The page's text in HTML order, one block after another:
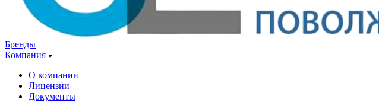
Бренды
Компания
О компании
Лицензии
Документы